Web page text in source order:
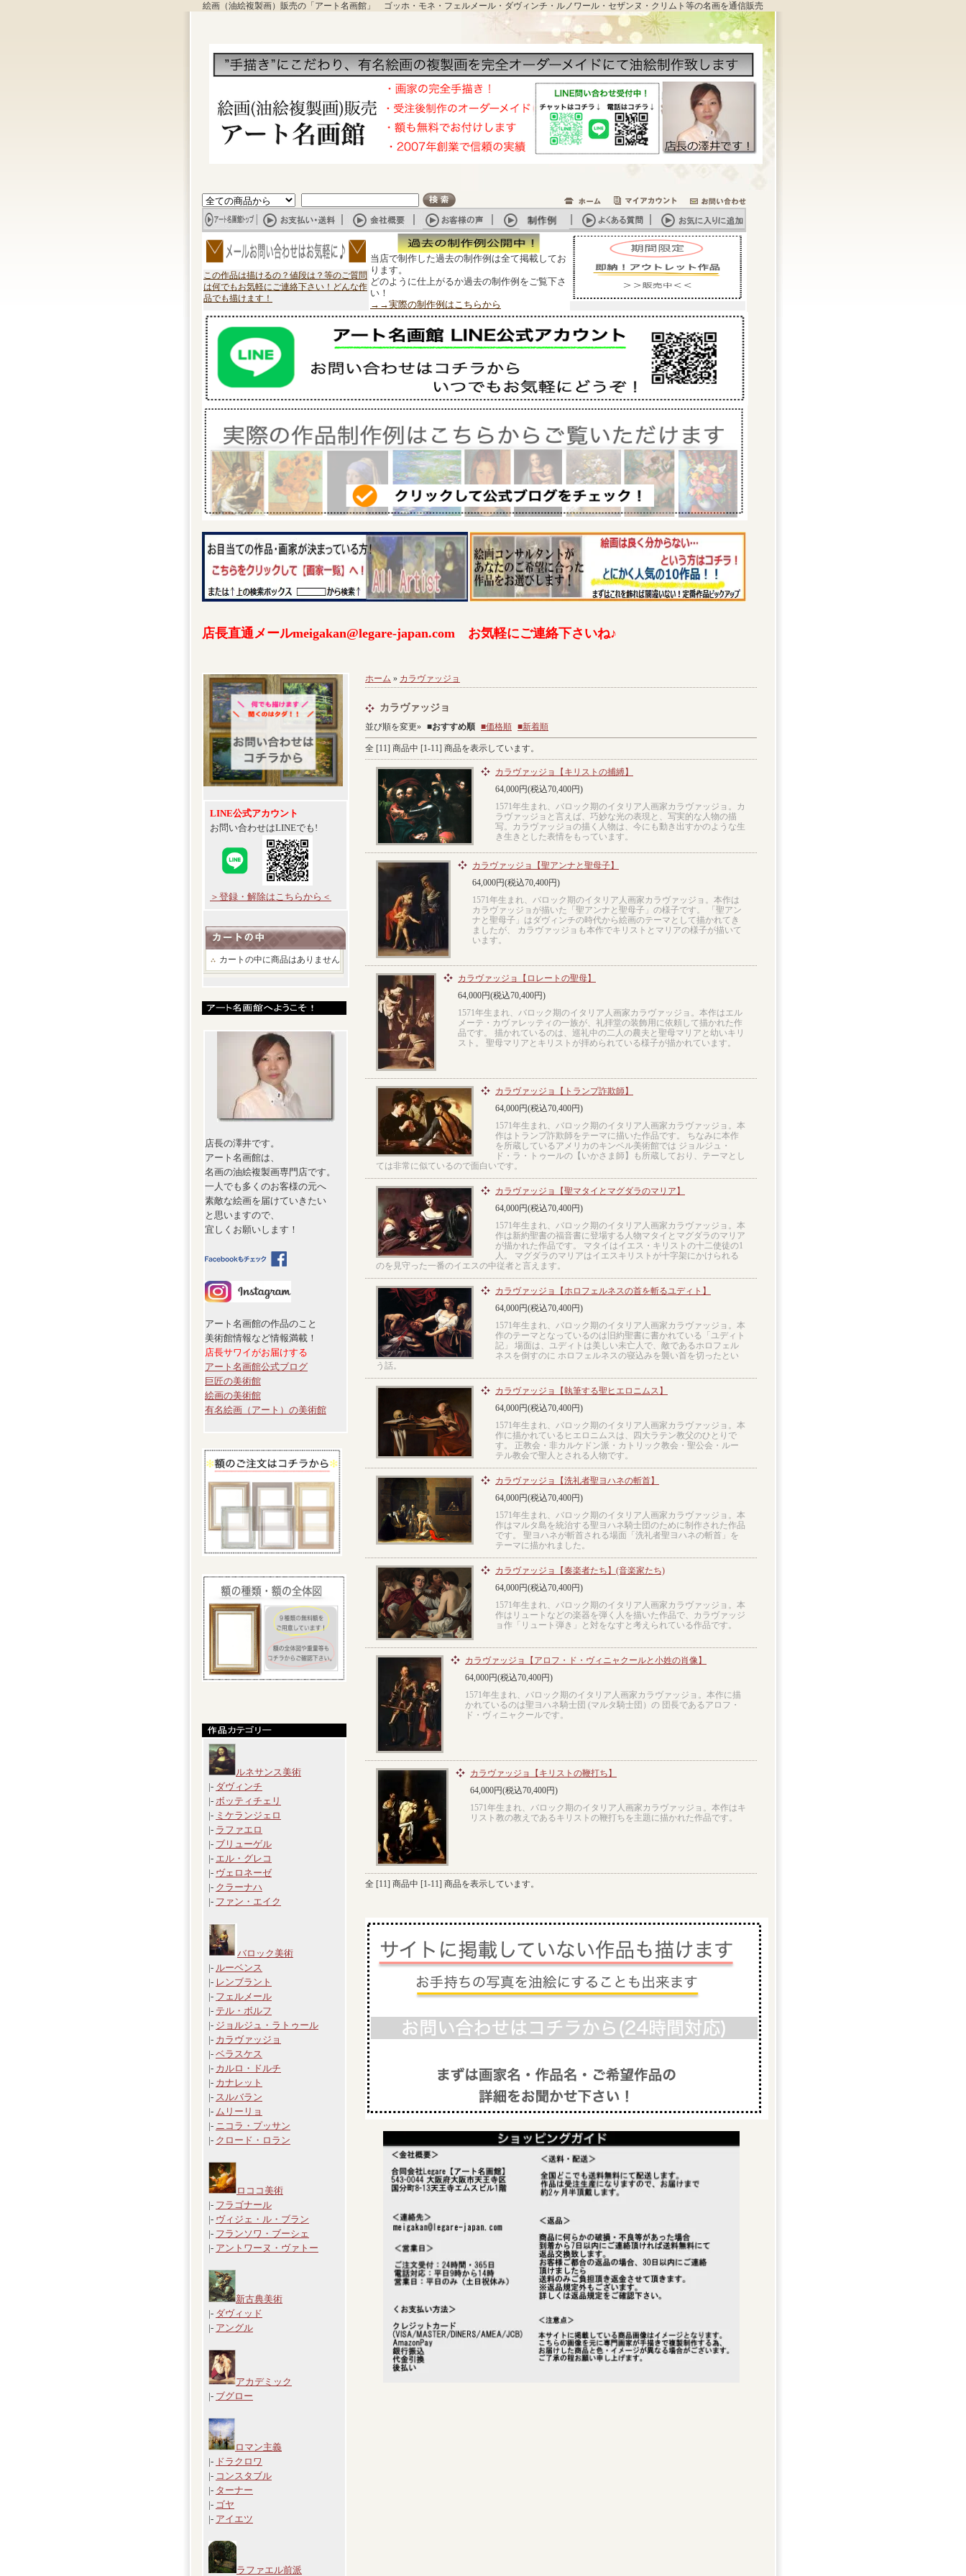
絵画（油絵複製画）販売の「アート名画館」 ゴッホ・モネ・フェルメール・ダヴィンチ・ルノワール・セザンヌ・クリムト等の名画を通信販売
この作品は描けるの？値段は？等のご質問
は何でもお気軽にご連絡下さい！どんな作
品でも描けます！
当店で制作した過去の制作例は全て掲載してお
ります。
どのように仕上がるか過去の制作例をご覧下さ
い！
→→実際の制作例はこちらから
店長直通メールmeigakan@legare-japan.com お気軽にご連絡下さいね♪
LINE公式アカウント
お問い合わせはLINEでも!
＞登録・解除はこちらから＜
カートの中に商品はありません
店長の澤井です。
アート名画館は、
名画の油絵複製画専門店です。
一人でも多くのお客様の元へ
素敵な絵画を届けていきたい
と思いますので、
宜しくお願いします！
アート名画館の作品のこと
美術館情報など情報満載！
店長サワイがお届けする
アート名画館公式ブログ
巨匠の美術館
絵画の美術館
有名絵画（アート）の美術館
ルネサンス美術
|- ダヴィンチ
|- ボッティチェリ
|- ミケランジェロ
|- ラファエロ
|- ブリューゲル
|- エル・グレコ
|- ヴェロネーゼ
|- クラーナハ
|- ファン・エイク
バロック美術
|- ルーベンス
|- レンブラント
|- フェルメール
|- テル・ボルフ
|- ジョルジュ・ラトゥール
|- カラヴァッジョ
|- ベラスケス
|- カルロ・ドルチ
|- カナレット
|- スルバラン
|- ムリーリョ
|- ニコラ・プッサン
|- クロード・ロラン
ロココ美術
|- フラゴナール
|- ヴィジェ・ル・ブラン
|- フランソワ・ブーシェ
|- アントワーヌ・ヴァトー
新古典美術
|- ダヴィッド
|- アングル
アカデミック
|- ブグロー
ロマン主義
|- ドラクロワ
|- コンスタブル
|- ターナー
|- ゴヤ
|- アイエツ
ラファエル前派
ホーム » カラヴァッジョ
カラヴァッジョ
並び順を変更» ■おすすめ順 ■価格順 ■新着順
全 [11] 商品中 [1-11] 商品を表示しています。
カラヴァッジョ【キリストの捕縛】
64,000円(税込70,400円)
1571年生まれ、バロック期のイタリア人画家カラヴァッジョ。カ
ラヴァッジョと言えば、巧妙な光の表現と、写実的な人物の描
写。カラヴァッジョの描く人物は、今にも動き出すかのような生
き生きとした表情をもっています。
カラヴァッジョ【聖アンナと聖母子】
64,000円(税込70,400円)
1571年生まれ、バロック期のイタリア人画家カラヴァッジョ。本作は
カラヴァッジョが描いた「聖アンナと聖母子」の様子です。 「聖アン
ナと聖母子」はダヴィンチの時代から絵画のテーマとして描かれてき
ましたが、 カラヴァッジョも本作でキリストとマリアの様子が描いて
います。
カラヴァッジョ【ロレートの聖母】
64,000円(税込70,400円)
1571年生まれ、バロック期のイタリア人画家カラヴァッジョ。本作はエル
メーテ・カヴァレッティの一族が、礼拝堂の装飾用に依頼して描かれた作
品です。 描かれているのは、巡礼中の二人の農夫と聖母マリアと幼いキリ
スト。 聖母マリアとキリストが拝められている様子が描かれています。
カラヴァッジョ【トランプ詐欺師】
64,000円(税込70,400円)
1571年生まれ、バロック期のイタリア人画家カラヴァッジョ。本
作はトランプ詐欺師をテーマに描いた作品です。 ちなみに本作
を所蔵しているアメリカのキンベル美術館では ジョルジュ・
ド・ラ・トゥールの【いかさま師】も所蔵しており、テーマとし
ては非常に似ているので面白いです。
カラヴァッジョ【聖マタイとマグダラのマリア】
64,000円(税込70,400円)
1571年生まれ、バロック期のイタリア人画家カラヴァッジョ。本
作は新約聖書の福音書に登場する人物マタイとマグダラのマリア
が描かれた作品です。 マタイはイエス・キリストの十二使徒の1
人。 マグダラのマリアはイエスキリストが十字架にかけられる
のを見守った一番のイエスの中従者と言えます。
カラヴァッジョ【ホロフェルネスの首を斬るユディト】
64,000円(税込70,400円)
1571年生まれ、バロック期のイタリア人画家カラヴァッジョ。本
作のテーマとなっているのは旧約聖書に書かれている「ユディト
記」 場面は、ユディトは美しい未亡人で、敵であるホロフェル
ネスを倒すのに ホロフェルネスの寝込みを襲い首を切ったとい
う話。
カラヴァッジョ【執筆する聖ヒエロニムス】
64,000円(税込70,400円)
1571年生まれ、バロック期のイタリア人画家カラヴァッジョ。本
作に描かれているヒエロニムスは、四大ラテン教父のひとりで
す。 正教会・非カルケドン派・カトリック教会・聖公会・ルー
テル教会で聖人とされる人物です。
カラヴァッジョ【洗礼者聖ヨハネの斬首】
64,000円(税込70,400円)
1571年生まれ、バロック期のイタリア人画家カラヴァッジョ。本
作はマルタ島を統治する聖ヨハネ騎士団のために制作された作品
です。 聖ヨハネが斬首される場面「洗礼者聖ヨハネの斬首」を
テーマに描かれました。
カラヴァッジョ【奏楽者たち】(音楽家たち)
64,000円(税込70,400円)
1571年生まれ、バロック期のイタリア人画家カラヴァッジョ。本
作はリュートなどの楽器を弾く人を描いた作品で、カラヴァッジ
ョ作「リュート弾き」と対をなすと考えられている作品です。
カラヴァッジョ【アロフ・ド・ヴィニャクールと小姓の肖像】
64,000円(税込70,400円)
1571年生まれ、バロック期のイタリア人画家カラヴァッジョ。本作に描
かれているのは聖ヨハネ騎士団 (マルタ騎士団）の 団長であるアロフ・
ド・ヴィニャクールです。
カラヴァッジョ【キリストの鞭打ち】
64,000円(税込70,400円)
1571年生まれ、バロック期のイタリア人画家カラヴァッジョ。本作はキ
リスト教の教えであるキリストの鞭打ちを主題に描かれた作品です。
全 [11] 商品中 [1-11] 商品を表示しています。